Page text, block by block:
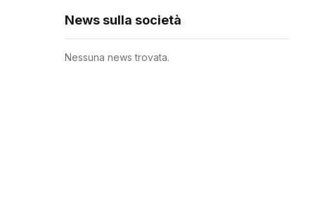
News sulla società
Nessuna news trovata.